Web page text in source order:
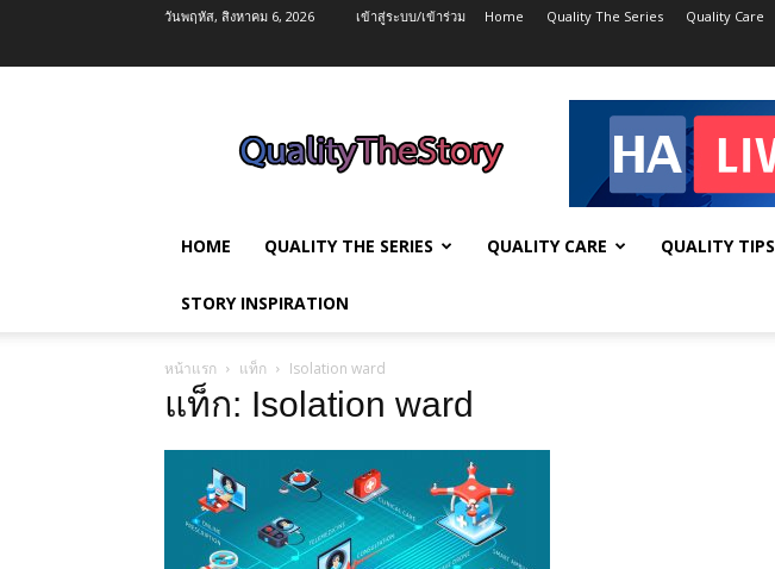
วันพฤหัส, สิงหาคม 6, 2026 เข้าสู่ระบบ/เข้าร่วม Home Quality The Series Quality Care
HOME QUALITY THE SERIES QUALITY CARE QUALITY TIPS
STORY INSPIRATION
หน้าแรก แท็ก Isolation ward
แท็ก: Isolation ward